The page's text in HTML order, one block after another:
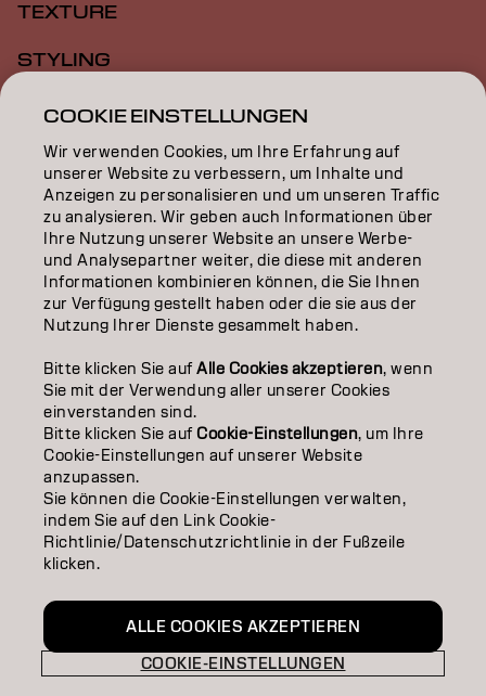
TEXTURE
STYLING
INSPIRATION
EDUCATION
ÜBER
SALON FINDER
PARTNER WERDEN
ImpressumDatenschutzerklärungAGBCookie Policy
NutzungsbedingungenBarrierefreiheitserklärung
DE | German
COOKIE EINSTELLUNGEN
Wir verwenden Cookies, um Ihre Erfahrung auf
unserer Website zu verbessern, um Inhalte und
Anzeigen zu personalisieren und um unseren Traffic
zu analysieren. Wir geben auch Informationen über
Ihre Nutzung unserer Website an unsere Werbe-
und Analysepartner weiter, die diese mit anderen
Informationen kombinieren können, die Sie Ihnen
zur Verfügung gestellt haben oder die sie aus der
Nutzung Ihrer Dienste gesammelt haben.
Bitte klicken Sie aufAlle Cookies akzeptieren, wenn
Sie mit der Verwendung aller unserer Cookies
einverstanden sind.
Bitte klicken Sie aufCookie-Einstellungen, um Ihre
Cookie-Einstellungen auf unserer Website
anzupassen.
Sie können die Cookie-Einstellungen verwalten,
indem Sie auf den Link Cookie-
Richtlinie/Datenschutzrichtlinie in der Fußzeile
klicken.
COOKIE-EINSTELLUNGEN
ALLE COOKIES AKZEPTIEREN